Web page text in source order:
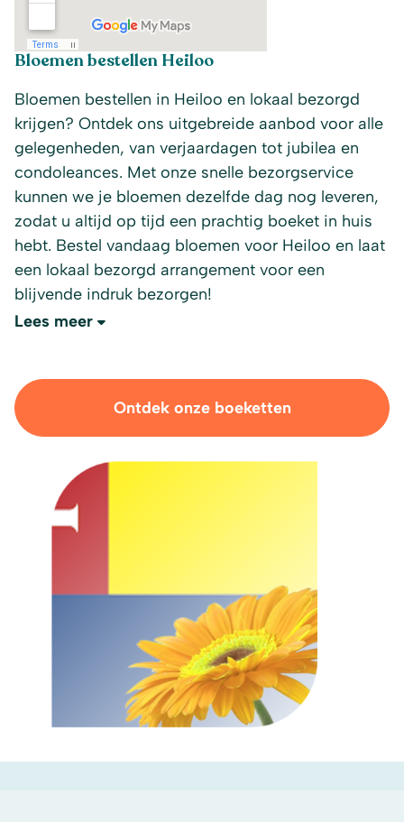
Bloemen bestellen Heiloo
Bloemen bestellen in Heiloo en lokaal bezorgd
krijgen? Ontdek ons uitgebreide aanbod voor alle
gelegenheden, van verjaardagen tot jubilea en
condoleances. Met onze snelle bezorgservice
kunnen we je bloemen dezelfde dag nog leveren,
zodat u altijd op tijd een prachtig boeket in huis
hebt. Bestel vandaag bloemen voor Heiloo en laat
een lokaal bezorgd arrangement voor een
blijvende indruk bezorgen!
Lees meer
Ontdek onze boeketten